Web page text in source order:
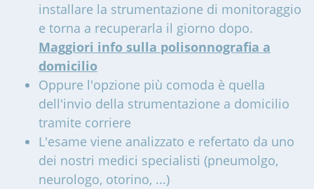
installare la strumentazione di monitoraggio
e torna a recuperarla il giorno dopo.
Maggiori info sulla polisonnografia a
domicilio
Oppure l'opzione più comoda è quella
dell'invio della strumentazione a domicilio
tramite corriere
L'esame viene analizzato e refertato da uno
dei nostri medici specialisti (pneumolgo,
neurologo, otorino, ...)